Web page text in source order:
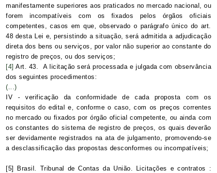
manifestamente superiores aos praticados no mercado nacional, ou
forem incompatíveis com os fixados pelos órgãos oficiais
competentes, casos em que, observado o parágrafo único do art.
48 desta Lei e, persistindo a situação, será admitida a adjudicação
direta dos bens ou serviços, por valor não superior ao constante do
registro de preços, ou dos serviços;
[4] Art. 43. A licitação será processada e julgada com observância
dos seguintes procedimentos:
(...)
IV - verificação da conformidade de cada proposta com os
requisitos do edital e, conforme o caso, com os preços correntes
no mercado ou fixados por órgão oficial competente, ou ainda com
os constantes do sistema de registro de preços, os quais deverão
ser devidamente registrados na ata de julgamento, promovendo-se
a desclassificação das propostas desconformes ou incompatíveis;
[5]
Brasil. Tribunal de Contas da União. Licitações e contratos :